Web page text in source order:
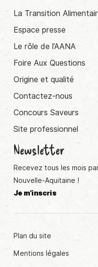
La Transition
Espace presse
Le rôle de l’AANA
Foire Aux Questions
Origine et qualité
Contactez-nous
Concours Saveurs
Site professionnel
Newsletter
Recevez tous les mois
Nouvelle-Aquitaine !
Je m'inscris
Plan du site
Mentions légales